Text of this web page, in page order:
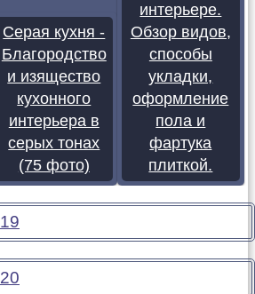
Серая кухня -
Благородство
и изящество
кухонного
интерьера в
серых тонах
(75 фото)
интерьере.
Обзор видов,
способы
укладки,
оформление
пола и
фартука
плиткой.